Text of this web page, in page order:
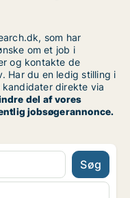
som har
om et job i
og kontakte de
Har du en ledig stilling i
direkte via
del af vores
jobsøgerannonce.
Søg